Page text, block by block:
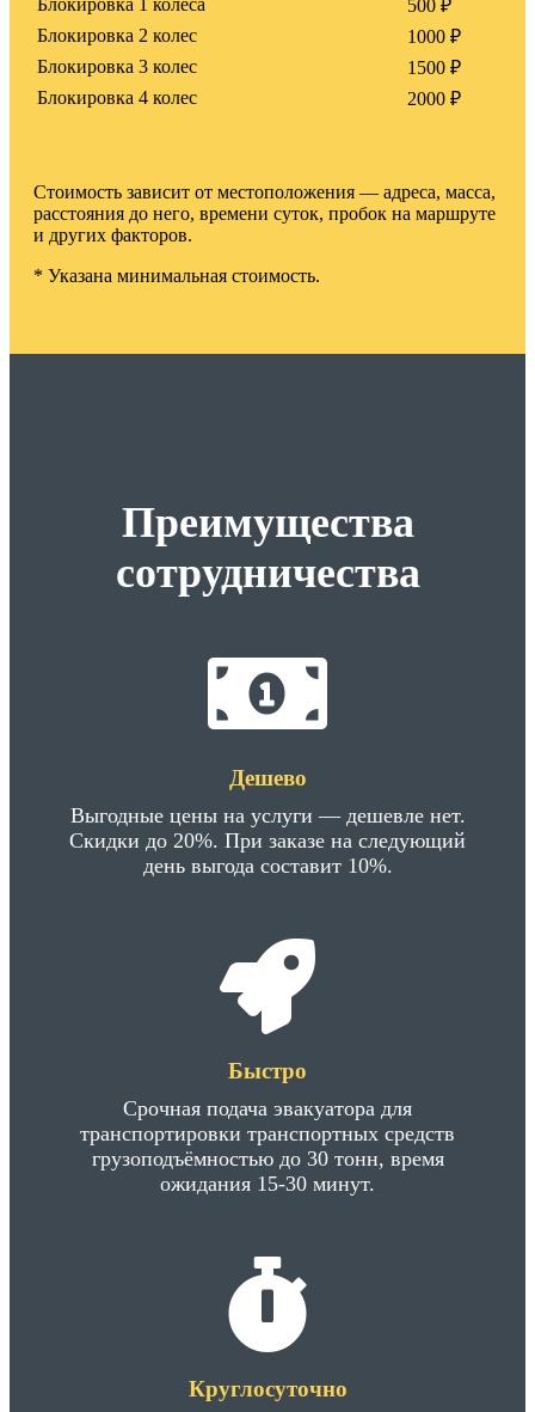
500 ₽
Блокировка 2 колес
1000 ₽
Блокировка 3 колес
1500 ₽
Блокировка 4 колес
2000 ₽
Стоимость зависит от местоположения — адреса, масса,
расстояния до него, времени суток, пробок на маршруте
и других факторов.
* Указана минимальная стоимость.
Преимущества
сотрудничества
Дешево
Выгодные цены на услуги — дешевле нет.
Скидки до 20%. При заказе на следующий
день выгода составит 10%.
Быстро
Срочная подача эвакуатора для
транспортировки транспортных средств
грузоподъёмностью до 30 тонн, время
ожидания 15-30 минут.
Круглосуточно